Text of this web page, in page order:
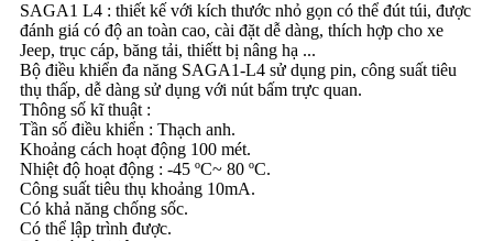
SAGA1 L4 : thiết kế với kích thước nhỏ gọn có thể đút túi, được
đánh giá có độ an toàn cao, cài đặt dễ dàng, thích hợp cho xe
Jeep, trục cáp, băng tải, thiếtt bị nâng hạ ...
Bộ điều khiển đa năng SAGA1-L4 sử dụng pin, công suất tiêu
thụ thấp, dễ dàng sử dụng với nút bấm trực quan.
Thông số kĩ thuật :
Tần số điều khiển : Thạch anh.
Khoảng cách hoạt động 100 mét.
Nhiệt độ hoạt động : -45 ºC~ 80 ºC.
Công suất tiêu thụ khoảng 10mA.
Có khả năng chống sốc.
Có thể lập trình được.